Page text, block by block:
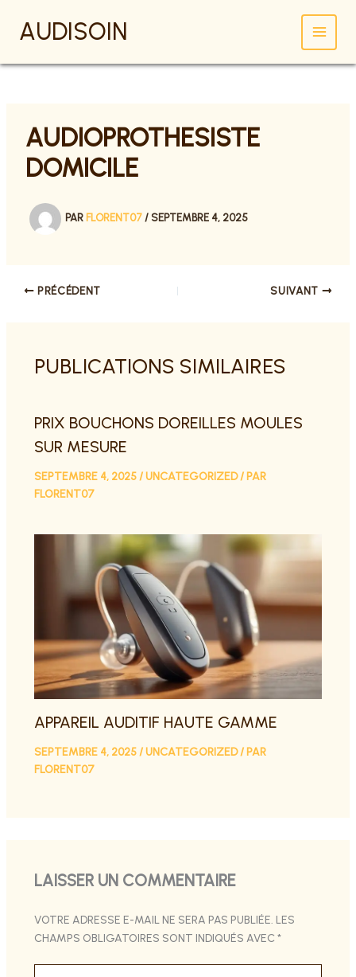
CONTENU
AUDISOIN
AUDIOPROTHESISTE
DOMICILE
PAR FLORENT07 / SEPTEMBRE 4, 2025
PRÉCÉDENT SUIVANT
PUBLICATIONS SIMILAIRES
PRIX BOUCHONS DOREILLES MOULES
SUR MESURE
SEPTEMBRE 4, 2025/UNCATEGORIZED/ PAR
FLORENT07
APPAREIL AUDITIF HAUTE GAMME
SEPTEMBRE 4, 2025/UNCATEGORIZED/ PAR
FLORENT07
LAISSER UN COMMENTAIRE
VOTRE ADRESSE E-MAIL NE SERA PAS PUBLIÉE. LES
CHAMPS OBLIGATOIRES SONT INDIQUÉS AVEC *